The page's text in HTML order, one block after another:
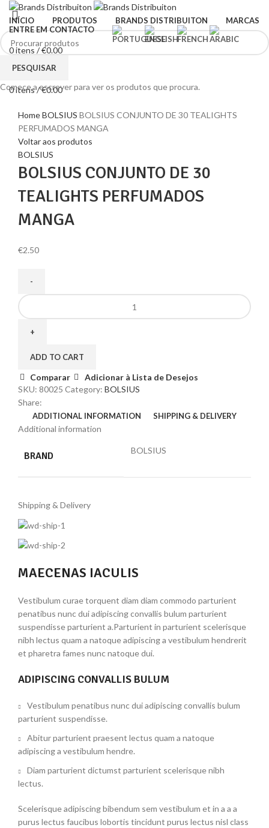
INÍCIO PRODUTOS BRANDS DISTRIBUITON
MARCAS
ENTRE EM CONTACTO
0itens /€0.00
Menu
0itens/€0.00
HomeBOLSIUS BOLSIUS CONJUNTO DE 30 TEALIGHTS
PERFUMADOS MANGA
Voltar aos produtos
BOLSIUS
BOLSIUS CONJUNTO DE 30
TEALIGHTS PERFUMADOS
MANGA
€2.50
ADD TO CART
Comparar
Adicionar à Lista de Desejos
SKU: 80025 Category: BOLSIUS
Share:
ADDITIONAL INFORMATION SHIPPING & DELIVERY
Additional information
BRAND BOLSIUS
Shipping & Delivery
MAECENAS IACULIS
Vestibulum curae torquent diam diam commodo parturient
penatibus nunc dui adipiscing convallis bulum parturient
suspendisse parturient a.Parturient in parturient scelerisque
nibh lectus quam a natoque adipiscing a vestibulum hendrerit
et pharetra fames nunc natoque dui.
ADIPISCING CONVALLIS BULUM
Vestibulum penatibus nunc dui adipiscing convallis bulum
parturient suspendisse.
Abitur parturient praesent lectus quam a natoque
adipiscing a vestibulum hendre.
Diam parturient dictumst parturient scelerisque nibh
lectus.
Scelerisque adipiscing bibendum sem vestibulum et in a a a
purus lectus faucibus lobortis tincidunt purus lectus nisl class
PESQUISAR
Comece a escrever para ver os produtos que procura.